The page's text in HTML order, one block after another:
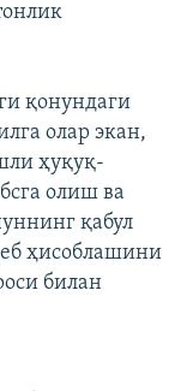
қонундаги
олар экан,
ҳуқуқ-
олиш ва
қабул
ҳисоблашини
билан